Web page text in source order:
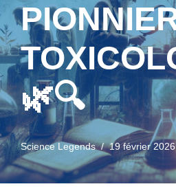
🌿🔍
Science Legends 19 février 2026